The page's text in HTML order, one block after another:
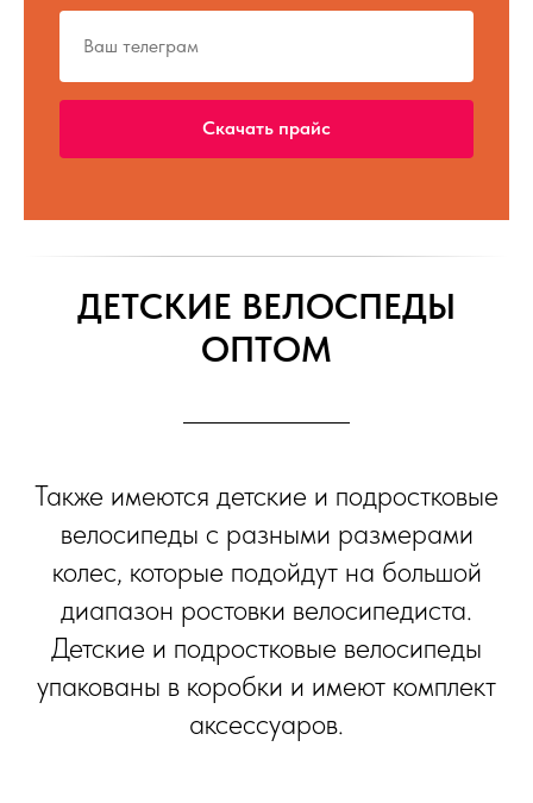
Скачать прайс
ДЕТСКИЕ ВЕЛОСПЕДЫ
ОПТОМ
Также имеются детские и подростковые
велосипеды с разными размерами
колес, которые подойдут на большой
диапазон ростовки велосипедиста.
Детские и подростковые велосипеды
упакованы в коробки и имеют комплект
аксессуаров.